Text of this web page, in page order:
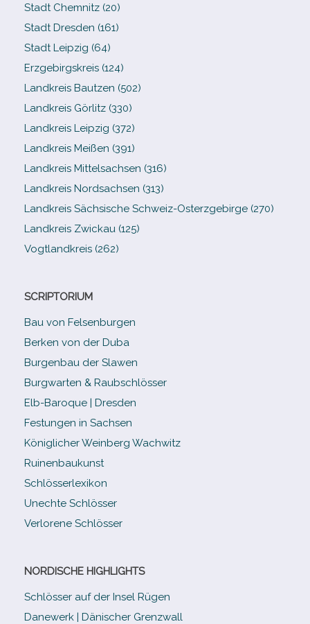
Stadt Chemnitz (20)
Stadt Dresden (161)
Stadt Leipzig (64)
Erzgebirgskreis (124)
Landkreis Bautzen (502)
Landkreis Görlitz (330)
Landkreis Leipzig (372)
Landkreis Meißen (391)
Landkreis Mittelsachsen (316)
Landkreis Nordsachsen (313)
Landkreis Sächsische Schweiz-​Osterzgebirge (270)
Landkreis Zwickau (125)
Vogtlandkreis (262)
SCRIPTORIUM
Bau von Felsenburgen
Berken von der Duba
Burgenbau der Slawen
Burgwarten & Raubschlösser
Elb-​Baroque | Dresden
Festungen in Sachsen
Königlicher Weinberg Wachwitz
Ruinenbaukunst
Schlösserlexikon
Unechte Schlösser
Verlorene Schlösser
NORDISCHE HIGHLIGHTS
Schlösser auf der Insel Rügen
Danewerk | Dänischer Grenzwall